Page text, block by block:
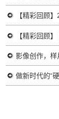
【精彩回顾
【精彩回顾
影像创作，样
做新时代的“